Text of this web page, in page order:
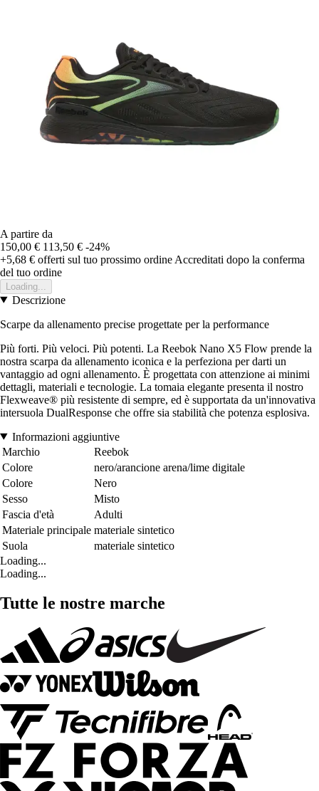
A partire da
150,00 € 113,50 € -24%
+5,68 € offerti sul tuo prossimo ordine Accreditati dopo la conferma
del tuo ordine
Loading...
Descrizione
Scarpe da allenamento precise progettate per la performance
Più forti. Più veloci. Più potenti. La Reebok Nano X5 Flow prende la
nostra scarpa da allenamento iconica e la perfeziona per darti un
vantaggio ad ogni allenamento. È progettata con attenzione ai minimi
dettagli, materiali e tecnologie. La tomaia elegante presenta il nostro
Flexweave® più resistente di sempre, ed è supportata da un'innovativa
intersuola DualResponse che offre sia stabilità che potenza esplosiva.
Informazioni aggiuntive
Marchio
Reebok
Colore
nero/arancione arena/lime digitale
Colore
Nero
Sesso
Misto
Fascia d'età
Adulti
Materiale principale materiale sintetico
Suola
materiale sintetico
Loading...
Loading...
Tutte le nostre marche